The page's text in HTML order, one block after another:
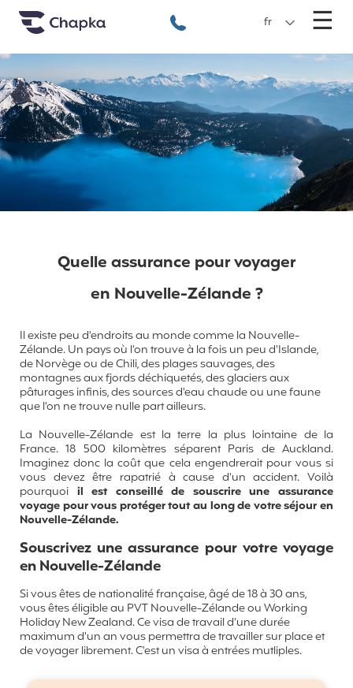
Chapka Assurances Voyages
+33 1 74 85 50 50
fr ☰
Quelle assurance pour voyager
en Nouvelle-Zélande ?
Il existe peu d'endroits au monde comme la Nouvelle-
Zélande. Un pays où l'on trouve à la fois un peu d'Islande,
de Norvège ou de Chili, des plages sauvages, des
montagnes aux fjords déchiquetés, des glaciers aux
pâturages infinis, des sources d'eau chaude ou une faune
que l'on ne trouve nulle part ailleurs.
La Nouvelle-Zélande est la terre la plus lointaine de la
France. 18 500 kilomètres séparent Paris de Auckland.
Imaginez donc la coût que cela engendrerait pour vous si
vous devez être rapatrié à cause d'un accident. Voilà
pourquoi il est conseillé de souscrire une assurance
voyage pour vous protéger tout au long de votre séjour en
Nouvelle-Zélande.
Souscrivez une assurance pour votre voyage
en Nouvelle-Zélande
Si vous êtes de nationalité française, âgé de 18 à 30 ans,
vous êtes éligible au PVT Nouvelle-Zélande ou Working
Holiday New Zealand. Ce visa de travail d'une durée
maximum d'un an vous permettra de travailler sur place et
de voyager librement. C'est un visa à entrées mutliples.